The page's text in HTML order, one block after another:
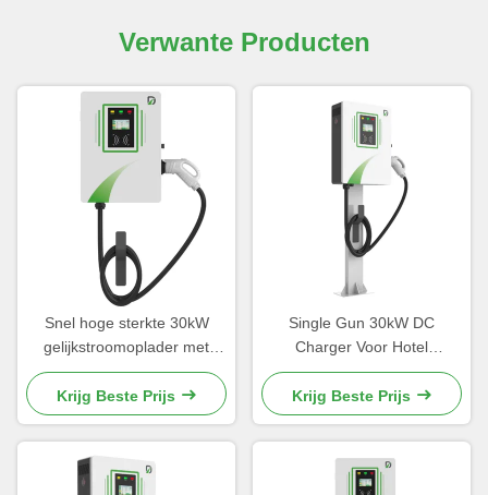
Verwante Producten
Snel hoge sterkte 30kW
gelijkstroomoplader met
IP54 bescherming voor
commerciële
Krijg Beste Prijs
Single Gun 30kW DC
Charger Voor Hotel
Parkeerplaats Openbare
Parkeerplaats
Krijg Beste Prijs